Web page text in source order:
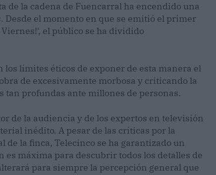
de la cadena de Fuencarral ha encendido una
el momento en que se emitió el primer
el público se ha dividido
límites éticos de exponer de esta manera el
de excesivamente morbosa y criticando la
profundas ante millones de personas.
de la audiencia y de los expertos en televisión
inédito. A pesar de las críticas por la
de la finca, Telecinco se ha garantizado un
máxima para descubrir todos los detalles de
para siempre la percepción general que